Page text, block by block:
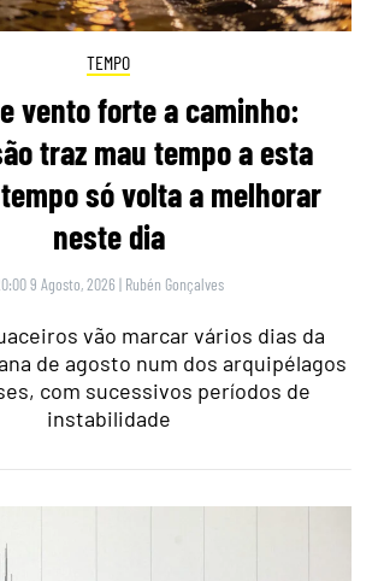
TEMPO
vento forte a caminho:
traz mau tempo a esta
só volta a melhorar
neste dia
9 Agosto, 2026 | Rubén Gonçalves
vão marcar vários dias da
de agosto num dos arquipélagos
com sucessivos períodos de
instabilidade